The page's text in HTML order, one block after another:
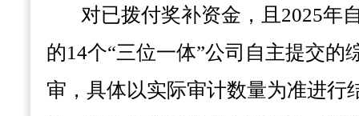
对已拨付奖补资金，且 2025年
的14个“三位一体”公司自主提交的
审， 具体以实际审计数量为准进行